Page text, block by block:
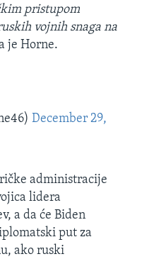
pristupom
vojnih snaga na
je Horne.
December 29,
administracije
lidera
a da će Biden
put za
ako ruski